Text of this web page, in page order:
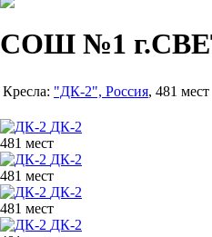
СОШ №1
Кресла: "ДК-2", Россия, 481 мест
ДК-2
481 мест
ДК-2
481 мест
ДК-2
481 мест
ДК-2